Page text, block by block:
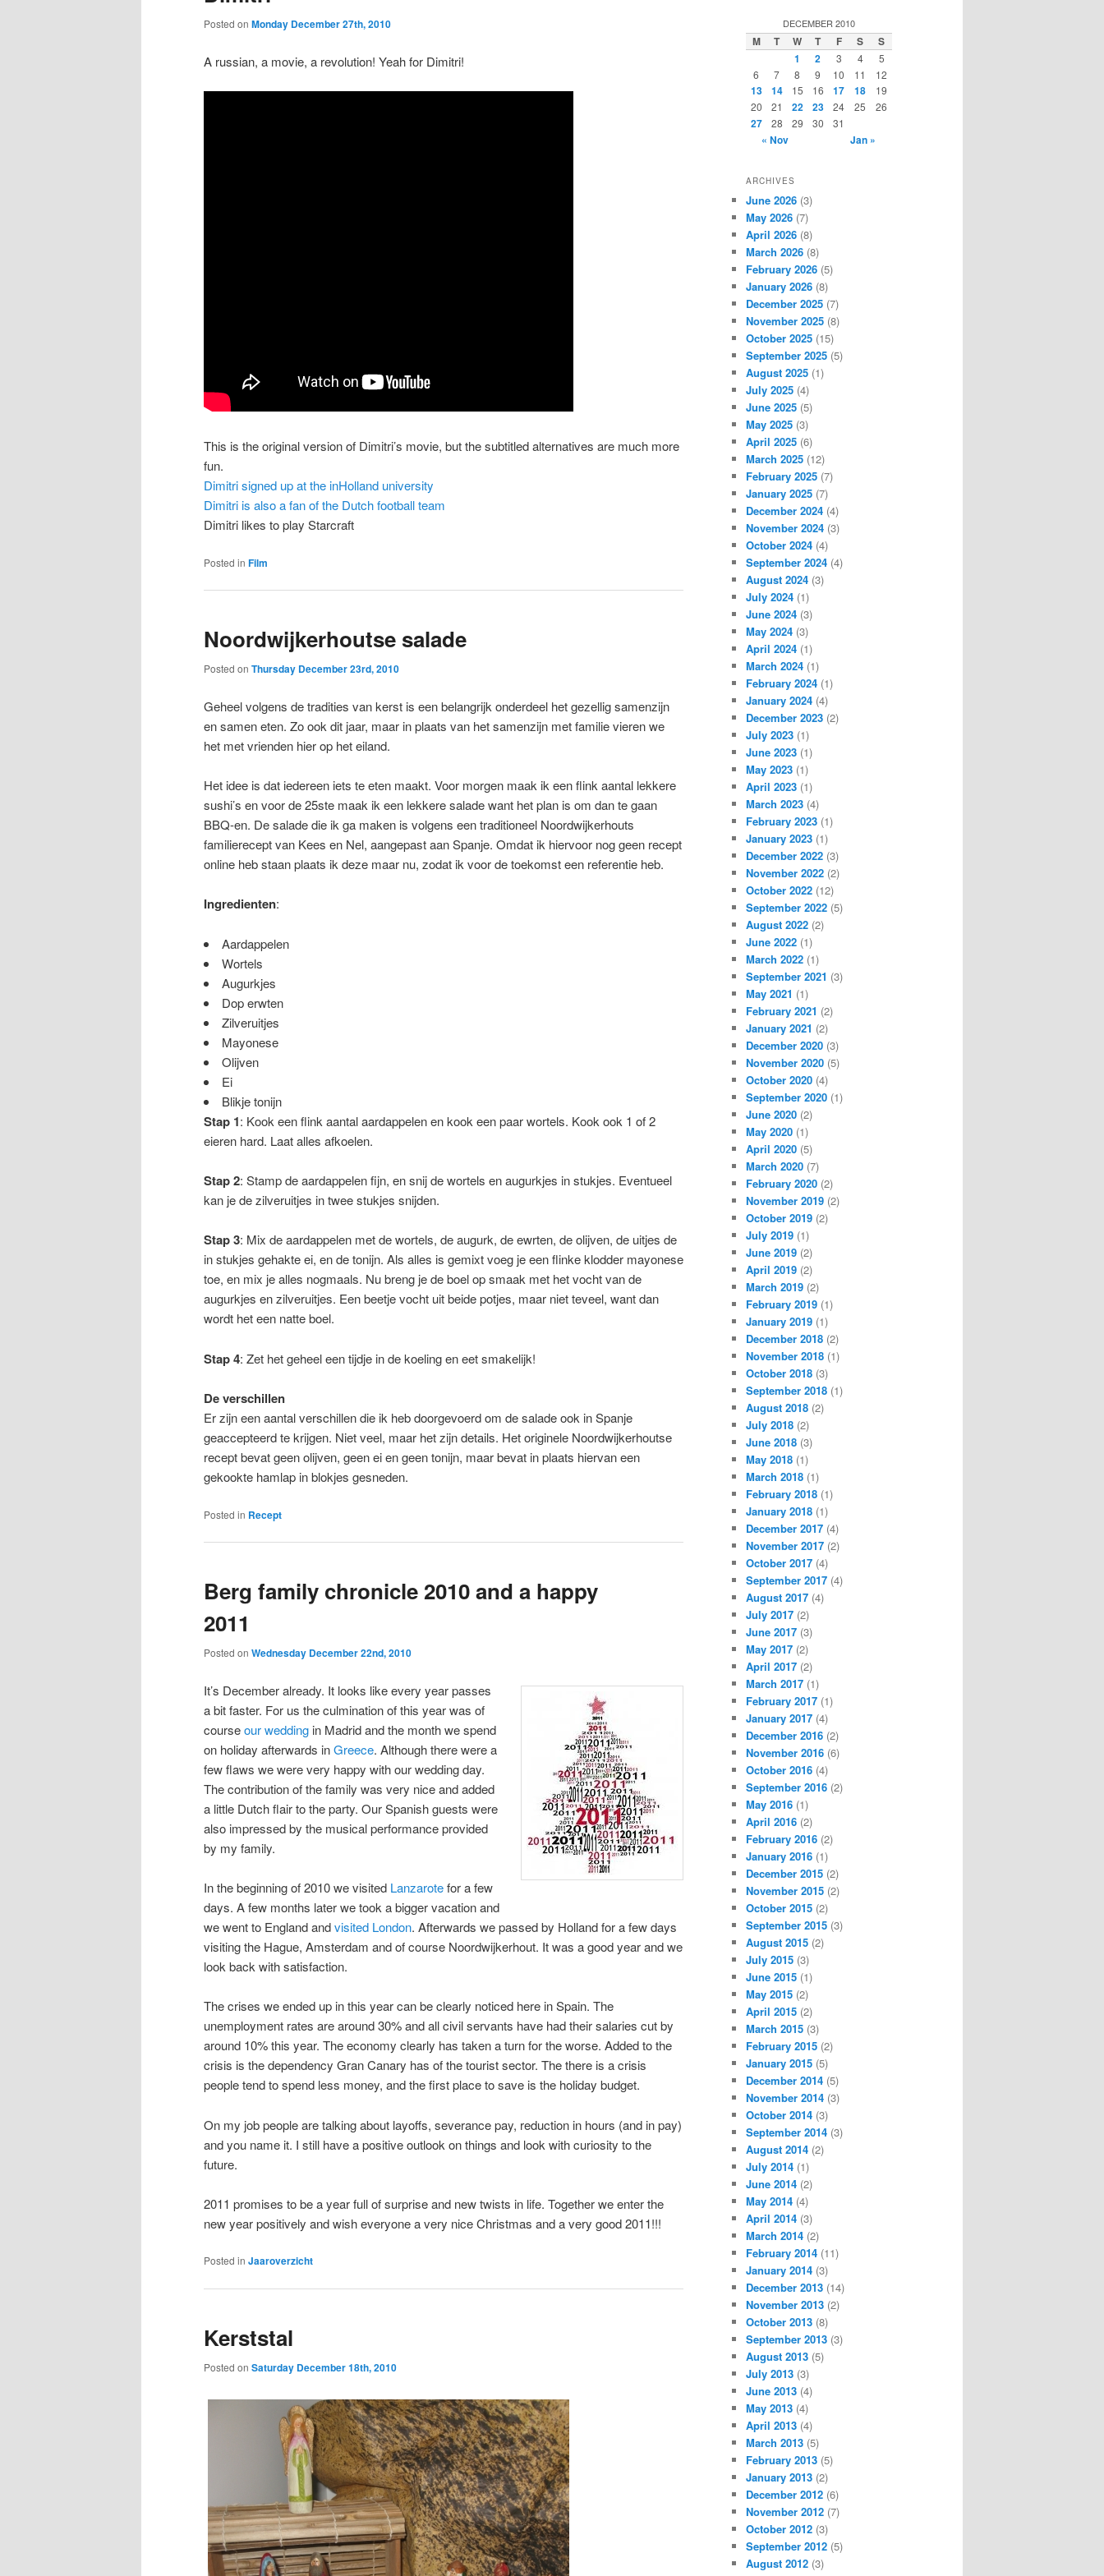
Posted on Monday December 27th, 2010
A russian, a movie, a revolution! Yeah for Dimitri!
This is the original version of Dimitri’s movie, but the subtitled alternatives are much more
fun.
Dimitri signed up at the inHolland university
Dimitri is also a fan of the Dutch football team
Dimitri likes to play Starcraft
Posted in Film
Noordwijkerhoutse salade
Posted on Thursday December 23rd, 2010
Geheel volgens de tradities van kerst is een belangrijk onderdeel het gezellig samenzijn
en samen eten. Zo ook dit jaar, maar in plaats van het samenzijn met familie vieren we
het met vrienden hier op het eiland.
Het idee is dat iedereen iets te eten maakt. Voor morgen maak ik een flink aantal lekkere
sushi’s en voor de 25ste maak ik een lekkere salade want het plan is om dan te gaan
BBQ-en. De salade die ik ga maken is volgens een traditioneel Noordwijkerhouts
familierecept van Kees en Nel, aangepast aan Spanje. Omdat ik hiervoor nog geen recept
online heb staan plaats ik deze maar nu, zodat ik voor de toekomst een referentie heb.
Ingredienten:
Aardappelen
Wortels
Augurkjes
Dop erwten
Zilveruitjes
Mayonese
Olijven
Ei
Blikje tonijn
Stap 1: Kook een flink aantal aardappelen en kook een paar wortels. Kook ook 1 of 2
eieren hard. Laat alles afkoelen.
Stap 2: Stamp de aardappelen fijn, en snij de wortels en augurkjes in stukjes. Eventueel
kan je de zilveruitjes in twee stukjes snijden.
Stap 3: Mix de aardappelen met de wortels, de augurk, de ewrten, de olijven, de uitjes de
in stukjes gehakte ei, en de tonijn. Als alles is gemixt voeg je een flinke klodder mayonese
toe, en mix je alles nogmaals. Nu breng je de boel op smaak met het vocht van de
augurkjes en zilveruitjes. Een beetje vocht uit beide potjes, maar niet teveel, want dan
wordt het een natte boel.
Stap 4: Zet het geheel een tijdje in de koeling en eet smakelijk!
De verschillen
Er zijn een aantal verschillen die ik heb doorgevoerd om de salade ook in Spanje
geaccepteerd te krijgen. Niet veel, maar het zijn details. Het originele Noordwijkerhoutse
recept bevat geen olijven, geen ei en geen tonijn, maar bevat in plaats hiervan een
gekookte hamlap in blokjes gesneden.
Posted in Recept
Berg family chronicle 2010 and a happy
2011
Posted on Wednesday December 22nd, 2010
It’s December already. It looks like every year passes
a bit faster. For us the culmination of this year was of
courseour wedding in Madrid and the month we spend
on holiday afterwards inGreece. Although there were a
few flaws we were very happy with our wedding day.
The contribution of the family was very nice and added
a little Dutch flair to the party. Our Spanish guests were
also impressed by the musical performance provided
by my family.
In the beginning of 2010 we visited Lanzarotefor a few
days. A few months later we took a bigger vacation and
we went to England andvisited London. Afterwards we passed by Holland for a few days
visiting the Hague, Amsterdam and of course Noordwijkerhout. It was a good year and we
look back with satisfaction.
The crises we ended up in this year can be clearly noticed here in Spain. The
unemployment rates are around 30% and all civil servants have had their salaries cut by
around 10% this year. The economy clearly has taken a turn for the worse. Added to the
crisis is the dependency Gran Canary has of the tourist sector. The there is a crisis
people tend to spend less money, and the first place to save is the holiday budget.
On my job people are talking about layoffs, severance pay, reduction in hours (and in pay)
and you name it. I still have a positive outlook on things and look with curiosity to the
future.
2011 promises to be a year full of surprise and new twists in life. Together we enter the
new year positively and wish everyone a very nice Christmas and a very good 2011!!!
Posted in Jaaroverzicht
Kerststal
Posted on Saturday December 18th, 2010
c
h
DECEMBER 2010
M T W T F S
S
1
2 3 4
5
6
7 8 9 10 11 12
13 14 15 16 17 18
19
20
21 22 23 24 25 26
27 28 29 30 31
« Nov Jan »
ARCHIVES
June 2026 (3)
May 2026 (7)
April 2026 (8)
March 2026 (8)
February 2026 (5)
January 2026 (8)
December 2025 (7)
November 2025 (8)
October 2025 (15)
September 2025 (5)
August 2025 (1)
July 2025 (4)
June 2025 (5)
May 2025 (3)
April 2025 (6)
March 2025 (12)
February 2025 (7)
January 2025 (7)
December 2024 (4)
November 2024 (3)
October 2024 (4)
September 2024 (4)
August 2024 (3)
July 2024 (1)
June 2024 (3)
May 2024 (3)
April 2024 (1)
March 2024 (1)
February 2024 (1)
January 2024 (4)
December 2023 (2)
July 2023 (1)
June 2023 (1)
May 2023 (1)
April 2023 (1)
March 2023 (4)
February 2023 (1)
January 2023 (1)
December 2022 (3)
November 2022 (2)
October 2022 (12)
September 2022 (5)
August 2022 (2)
June 2022 (1)
March 2022 (1)
September 2021 (3)
May 2021 (1)
February 2021 (2)
January 2021 (2)
December 2020 (3)
November 2020 (5)
October 2020 (4)
September 2020 (1)
June 2020 (2)
May 2020 (1)
April 2020 (5)
March 2020 (7)
February 2020 (2)
November 2019 (2)
October 2019 (2)
July 2019 (1)
June 2019 (2)
April 2019 (2)
March 2019 (2)
February 2019 (1)
January 2019 (1)
December 2018 (2)
November 2018 (1)
October 2018 (3)
September 2018 (1)
August 2018 (2)
July 2018 (2)
June 2018 (3)
May 2018 (1)
March 2018 (1)
February 2018 (1)
January 2018 (1)
December 2017 (4)
November 2017 (2)
October 2017 (4)
September 2017 (4)
August 2017 (4)
July 2017 (2)
June 2017 (3)
May 2017 (2)
April 2017 (2)
March 2017 (1)
February 2017 (1)
January 2017 (4)
December 2016 (2)
November 2016 (6)
October 2016 (4)
September 2016 (2)
May 2016 (1)
April 2016 (2)
February 2016 (2)
January 2016 (1)
December 2015 (2)
November 2015 (2)
October 2015 (2)
September 2015 (3)
August 2015 (2)
July 2015 (3)
June 2015 (1)
May 2015 (2)
April 2015 (2)
March 2015 (3)
February 2015 (2)
January 2015 (5)
December 2014 (5)
November 2014 (3)
October 2014 (3)
September 2014 (3)
August 2014 (2)
July 2014 (1)
June 2014 (2)
May 2014 (4)
April 2014 (3)
March 2014 (2)
February 2014 (11)
January 2014 (3)
December 2013 (14)
November 2013 (2)
October 2013 (8)
September 2013 (3)
August 2013 (5)
July 2013 (3)
June 2013 (4)
May 2013 (4)
April 2013 (4)
March 2013 (5)
February 2013 (5)
January 2013 (2)
December 2012 (6)
November 2012 (7)
October 2012 (3)
September 2012 (5)
August 2012 (3)